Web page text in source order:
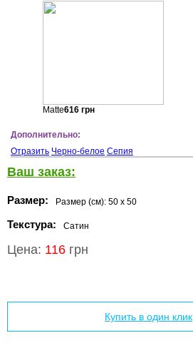
Matte616грн
Дополнительно:
Отразить Черно-белое Сепия
Ваш заказ:
Размер: Размер (см): 50 x 50
Текстура: Сатин
Цена: 116 грн
Купить в один клик